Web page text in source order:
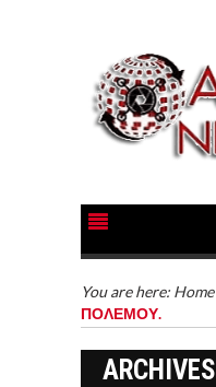
You are here: Home
ΠΟΛΕΜΟΥ.
ARCHIVES